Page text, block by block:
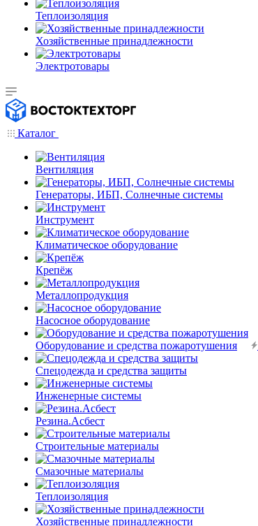
Теплоизоляция
Хозяйственные принадлежности
Электротовары
Каталог
Вентиляция
Генераторы, ИБП, Солнечные системы
Инструмент
Климатическое оборудование
Крепёж
Металлопродукция
Насосное оборудование
Оборудование и средства пожаротушения
Спецодежда и средства защиты
Инженерные системы
Резина.Асбест
Строительные материалы
Смазочные материалы
Теплоизоляция
Хозяйственные принадлежности